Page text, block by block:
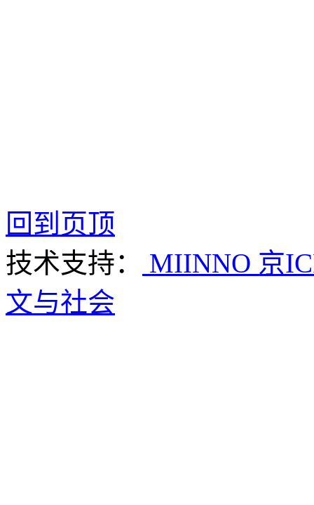
回到页顶
技术支持：
MIINNO 京
文与社会